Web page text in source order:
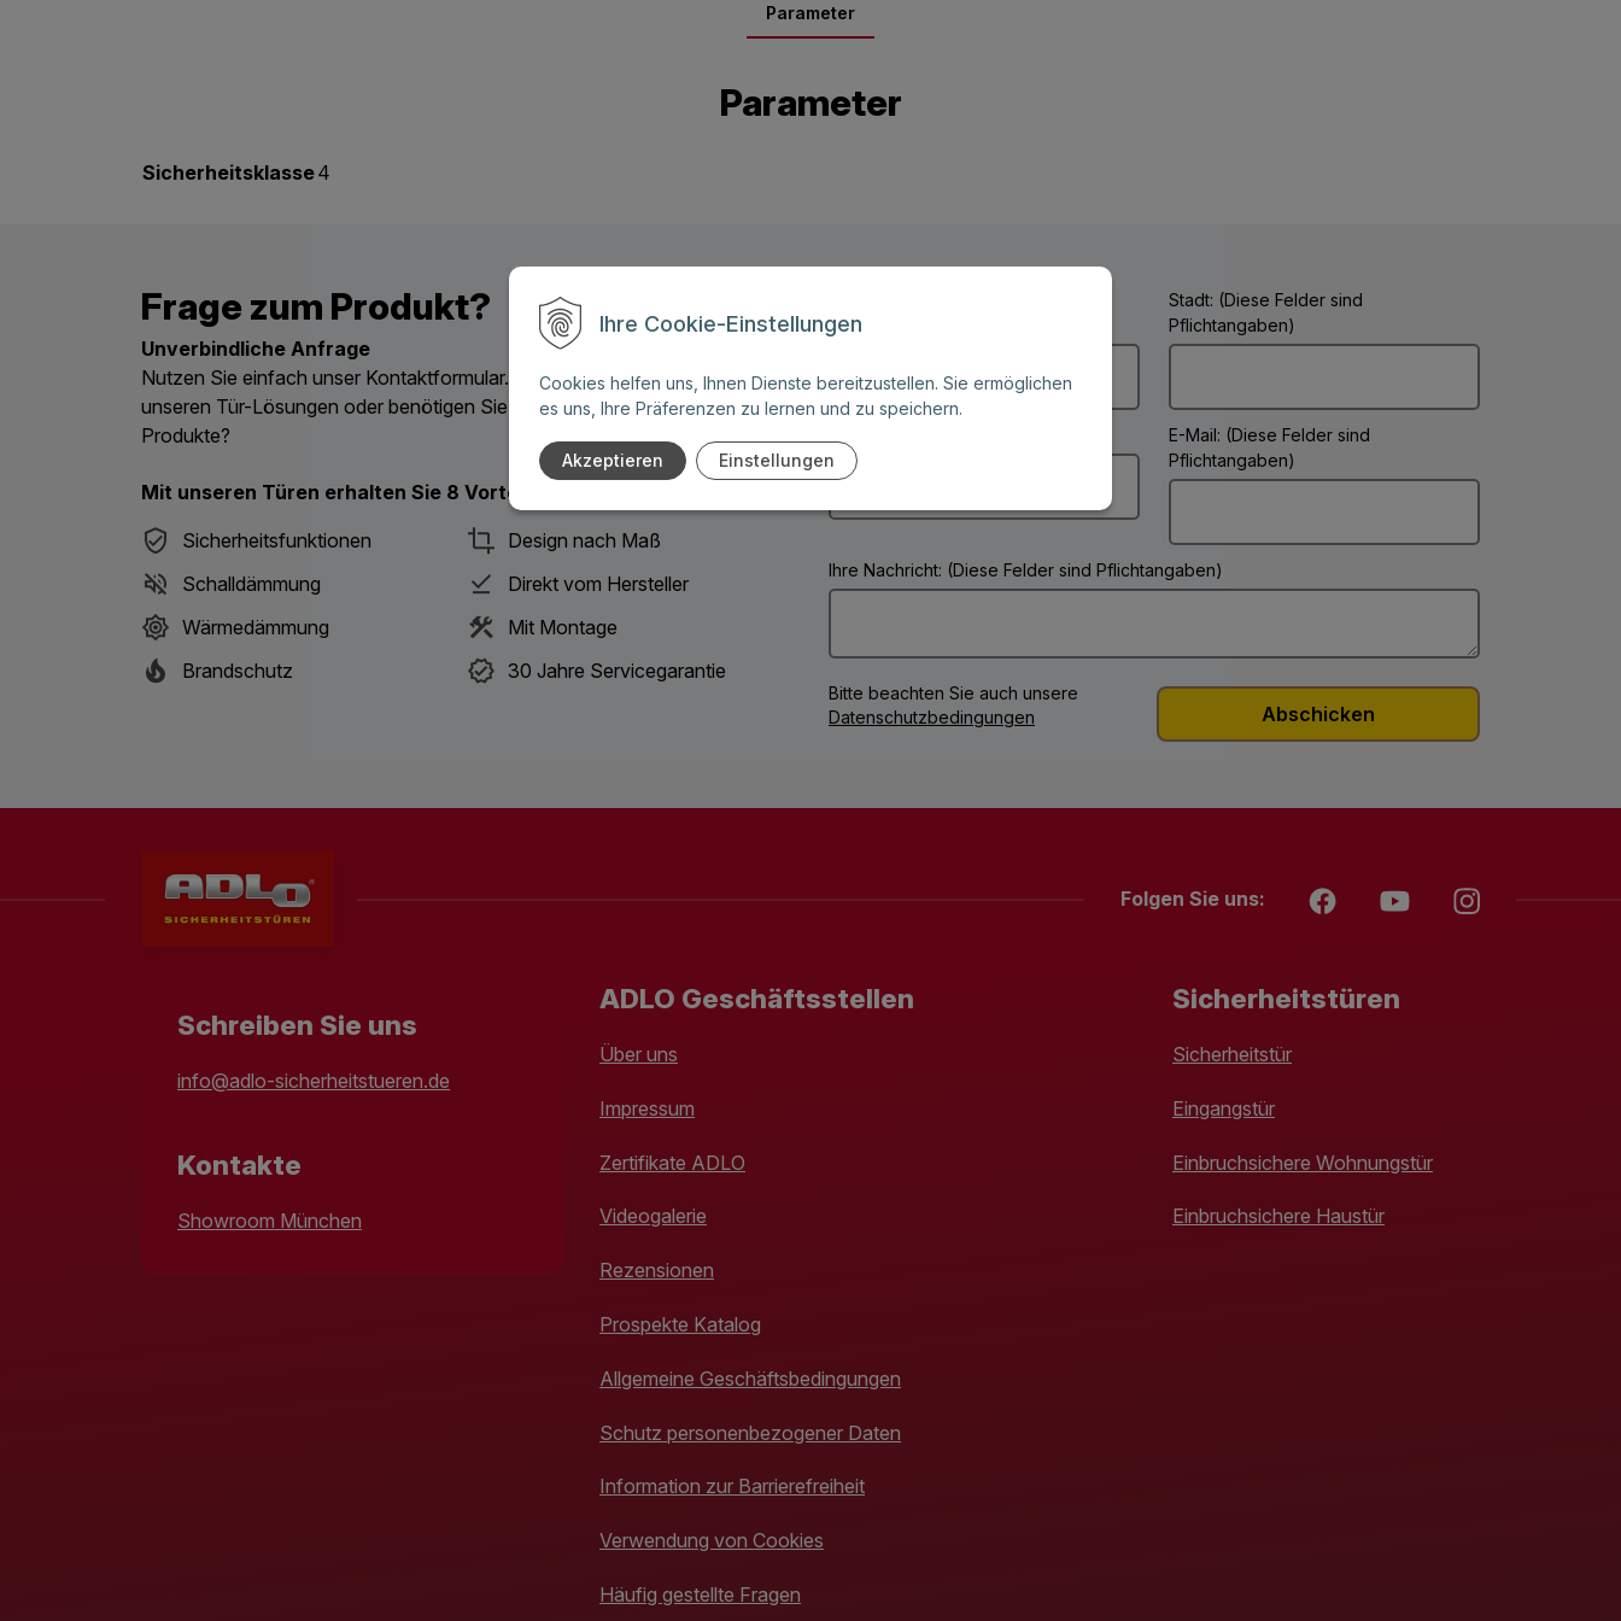
Ihre Cookie-Einstellungen
Cookies helfen uns, Ihnen Dienste bereitzustellen. Sie ermöglichen
es uns, Ihre Präferenzen zu lernen und zu speichern.
Akzeptieren Einstellungen
Parameter
Parameter
Sicherheitsklasse4
Frage zum Produkt?
Unverbindliche Anfrage
Nutzen Sie einfach unser Kontaktformular. Haben Sie weitere Fragen zu
unseren Tür-Lösungen oder benötigen Sie ein Angebot für eines unserer
Produkte?
Mit unseren Türen erhalten Sie 8 Vorteile:
Sicherheitsfunktionen
Design nach Maß
Schalldämmung
Direkt vom Hersteller
Wärmedämmung
Mit Montage
Brandschutz
30 Jahre Servicegarantie
Pflichtangaben)
Stadt: (Diese Felder sind
Pflichtangaben)
E-Mail: (Diese Felder sind
Pflichtangaben)
Ihre Nachricht: (Diese Felder sind Pflichtangaben)
Bitte beachten Sie auch unsere
Datenschutzbedingungen
Folgen Sie uns:
Schreiben Sie uns
info@adlo-sicherheitstueren.de
Kontakte
Showroom München
ADLO Geschäftsstellen
Über uns
Impressum
Zertifikate ADLO
Videogalerie
Rezensionen
Prospekte Katalog
Allgemeine Geschäftsbedingungen
Schutz personenbezogener Daten
Information zur Barrierefreiheit
Verwendung von Cookies
Häufig gestellte Fragen
Sicherheitstüren
Sicherheitstür
Eingangstür
Einbruchsichere Wohnungstür
Einbruchsichere Haustür